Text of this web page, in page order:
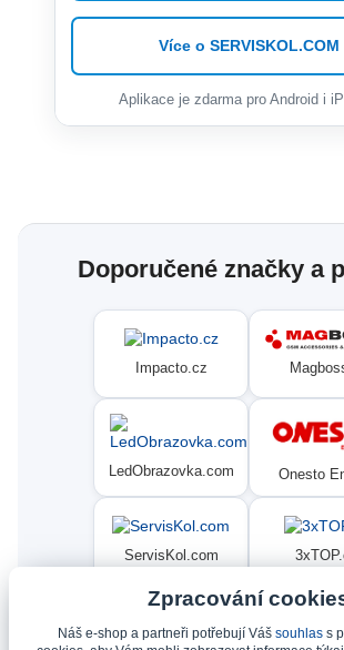
Více o SERVISKOL.COM
Aplikace je zdarma pro Android i
Doporučené značky a
Impacto.cz
LedObrazovka.com Onesto
ServisKol.com
Condat
Zpracování
Náš e-shop a partneři potřebují Váš souhlass